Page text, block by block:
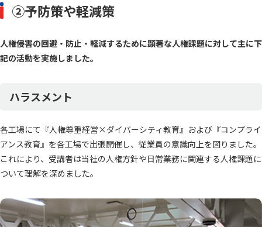
②予防策や軽減策
人権侵害の回避・防止・軽減するために顕著な人権課題に対して主に下
記の活動を実施しました。
ハラスメント
各工場にて『人権尊重経営×ダイバーシティ教育』および『コンプライ
アンス教育』を各工場で出張開催し、従業員の意識向上を図りました。
これにより、受講者は当社の人権方針や日常業務に関連する人権課題に
ついて理解を深めました。